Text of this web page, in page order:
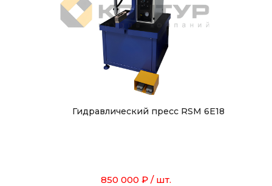
Гидравлический пресс RSM 6E18
850 000 ₽ / шт.